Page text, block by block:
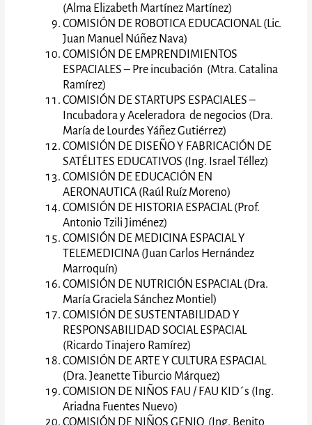
(Alma Elizabeth Martínez Martínez)
COMISIÓN DE ROBOTICA EDUCACIONAL (Lic.
Juan Manuel Núñez Nava)
COMISIÓN DE EMPRENDIMIENTOS
ESPACIALES – Pre incubación (Mtra. Catalina
Ramírez)
COMISIÓN DE STARTUPS ESPACIALES –
Incubadora y Aceleradora de negocios (Dra.
María de Lourdes Yáñez Gutiérrez)
COMISIÓN DE DISEÑO Y FABRICACIÓN DE
SATÉLITES EDUCATIVOS (Ing. Israel Téllez)
COMISIÓN DE EDUCACIÓN EN
AERONAUTICA (Raúl Ruíz Moreno)
COMISIÓN DE HISTORIA ESPACIAL (Prof.
Antonio Tzili Jiménez)
COMISIÓN DE MEDICINA ESPACIAL Y
TELEMEDICINA (Juan Carlos Hernández
Marroquín)
COMISIÓN DE NUTRICIÓN ESPACIAL (Dra.
María Graciela Sánchez Montiel)
COMISIÓN DE SUSTENTABILIDAD Y
RESPONSABILIDAD SOCIAL ESPACIAL
(Ricardo Tinajero Ramírez)
COMISIÓN DE ARTE Y CULTURA ESPACIAL
(Dra. Jeanette Tiburcio Márquez)
COMISION DE NIÑOS FAU / FAU KID´s (Ing.
Ariadna Fuentes Nuevo)
COMISIÓN DE NIÑOS GENIO (Ing. Benito